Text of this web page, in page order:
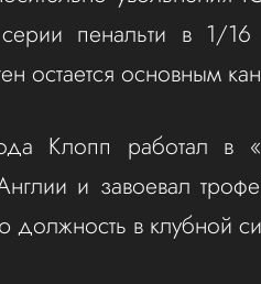
пенальти в 1/
остается основным
Клопп работал в
и завоевал
должность в клубной